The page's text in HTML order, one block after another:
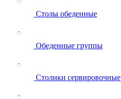
Столы обеденные
Обеденные группы
Столики сервировочные